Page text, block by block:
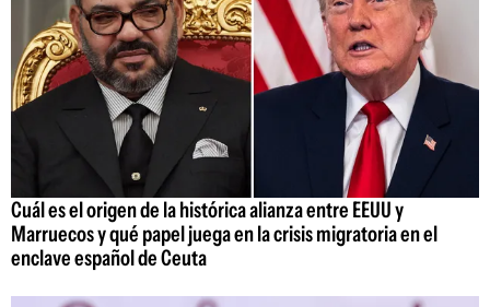
Cuál es el origen de la histórica alianza entre EEUU y
Marruecos y qué papel juega en la crisis migratoria en el
enclave español de Ceuta